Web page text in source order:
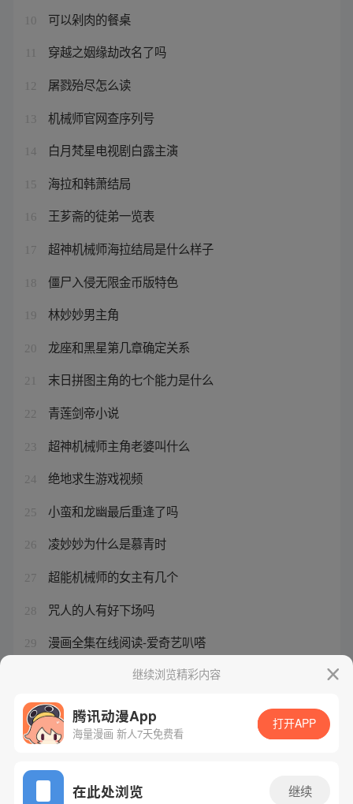
10 可以剁肉的餐桌
穿越之姻缘劫改名了吗
12 屠戮殆尽怎么读
13 机械师官网查序列号
14 白月梵星电视剧白露主演
15 海拉和韩萧结局
16 王芗斋的徒弟一览表
17 超神机械师海拉结局是什么样子
18 僵尸入侵无限金币版特色
19 林妙妙男主角
20 龙座和黑星第几章确定关系
21 末日拼图主角的七个能力是什么
22 青莲剑帝小说
23 超神机械师主角老婆叫什么
24 绝地求生游戏视频
25 小蛮和龙幽最后重逢了吗
26 凌妙妙为什么是慕青时
27 超能机械师的女主有几个
28 咒人的人有好下场吗
29 漫画全集在线阅读-爱奇艺叭嗒
超神机械师多少万字继续浏览精彩内容
腾讯动漫App
海量漫画 新人7天免费看
打开APP
在此处浏览 继续
网站备案/许可证号：粤B2-20090059-5